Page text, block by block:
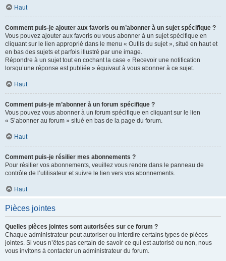
Haut
Comment puis-je ajouter aux favoris ou m’abonner à un sujet spécifique ?
Vous pouvez ajouter aux favoris ou vous abonner à un sujet spécifique en
cliquant sur le lien approprié dans le menu « Outils du sujet », situé en haut et
en bas des sujets et parfois illustré par une image.
Répondre à un sujet tout en cochant la case « Recevoir une notification
lorsqu’une réponse est publiée » équivaut à vous abonner à ce sujet.
Haut
Comment puis-je m’abonner à un forum spécifique ?
Vous pouvez vous abonner à un forum spécifique en cliquant sur le lien
« S’abonner au forum » situé en bas de la page du forum.
Haut
Comment puis-je résilier mes abonnements ?
Pour résilier vos abonnements, veuillez vous rendre dans le panneau de
contrôle de l’utilisateur et suivre le lien vers vos abonnements.
Haut
Pièces jointes
Quelles pièces jointes sont autorisées sur ce forum ?
Chaque administrateur peut autoriser ou interdire certains types de pièces
jointes. Si vous n’êtes pas certain de savoir ce qui est autorisé ou non, nous
vous invitons à contacter un administrateur du forum.